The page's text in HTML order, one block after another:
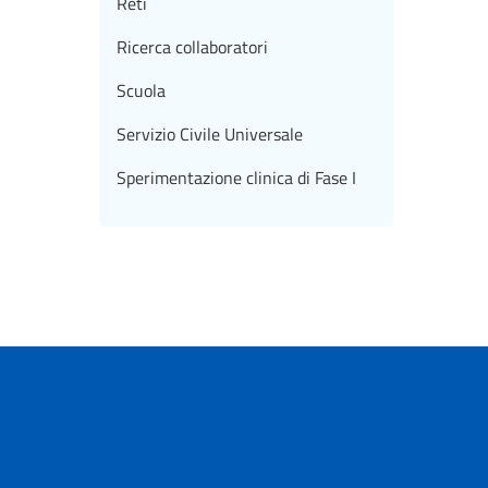
Ricerca collaboratori
Scuola
Servizio Civile Universale
Sperimentazione clinica di Fase I